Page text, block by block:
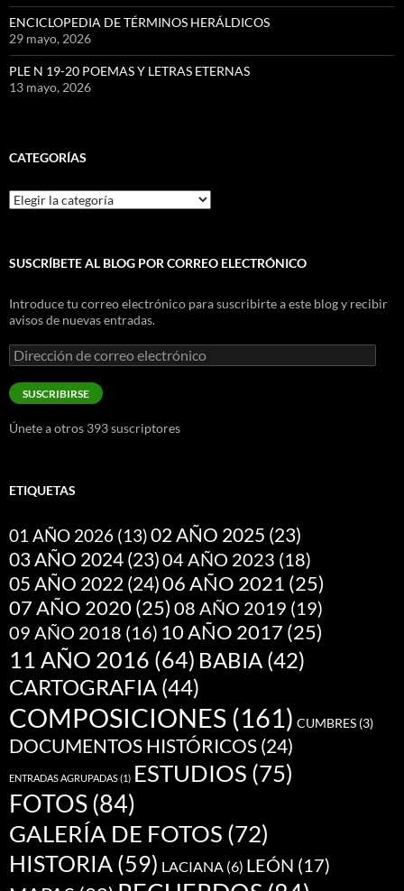
ENCICLOPEDIA DE TÉRMINOS HERÁLDICOS
29 mayo, 2026
PLE N 19-20 POEMAS Y LETRAS ETERNAS
13 mayo, 2026
CATEGORÍAS
Categorías
SUSCRÍBETE AL BLOG POR CORREO ELECTRÓNICO
Introduce tu correo electrónico para suscribirte a este blog y recibir
avisos de nuevas entradas.
Dirección
de
correo
electrónico
SUSCRIBIRSE
Únete a otros 393 suscriptores
ETIQUETAS
01 AÑO 2026 (13)02 AÑO 2025 (23)
03 AÑO 2024(23)04 AÑO 2023 (18)
05 AÑO 2022(24)06 AÑO 2021 (25)
07 AÑO 2020 (25) 08 AÑO 2019 (19)
09 AÑO 2018 (16) 10 AÑO 2017 (25)
11 AÑO 2016 (64) BABIA (42)
CARTOGRAFIA (44)
COMPOSICIONES (161) CUMBRES (3)
DOCUMENTOS HISTÓRICOS(24)
ENTRADAS AGRUPADAS(1) ESTUDIOS (75)
FOTOS(84)
GALERÍA DE FOTOS (72)
HISTORIA (59) LACIANA (6) LEÓN (17)